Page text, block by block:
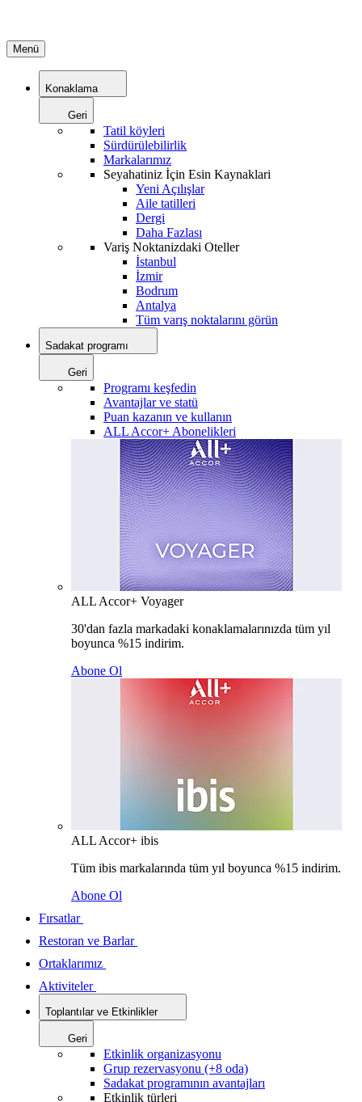
Menü
Konaklama
Geri
Tatil köyleri
Sürdürülebilirlik
Markalarımız
Seyahatiniz İçin Esin Kaynaklari
Yeni Açılışlar
Aile tatilleri
Dergi
Daha Fazlası
Variş Noktanizdaki Oteller
İstanbul
İzmir
Bodrum
Antalya
Tüm varış noktalarını görün
Sadakat programı
Geri
Programı keşfedin
Avantajlar ve statü
Puan kazanın ve kullanın
ALL Accor+ Abonelikleri
ALL Accor+ Voyager
30'dan fazla markadaki konaklamalarınızda tüm yıl
boyunca %15 indirim.
Abone Ol
ALL Accor+ ibis
Tüm ibis markalarında tüm yıl boyunca %15 indirim.
Abone Ol
Fırsatlar
Restoran ve Barlar
Ortaklarımız
Aktiviteler
Toplantılar ve Etkinlikler
Geri
Etkinlik organizasyonu
Grup rezervasyonu (+8 oda)
Sadakat programının avantajları
Etkinlik türleri